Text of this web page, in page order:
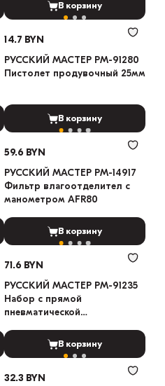
В корзину
14.7 BYN
РУССКИЙ МАСТЕР РМ-91280
Пистолет продувочный 25мм
В корзину
59.6 BYN
РУССКИЙ МАСТЕР РМ-14917
Фильтр влагоотделител c
манометром AFR80
В корзину
71.6 BYN
РУССКИЙ МАСТЕР РМ-91235
Набор с прямой
пневматической
зачистных работВ корзину
32.3 BYN